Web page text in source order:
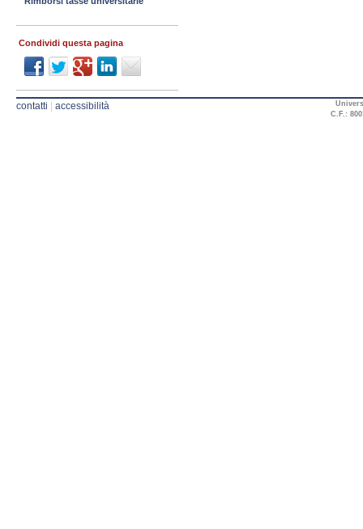
Condividi questa pagina
contatti accessibilità
C.F.: